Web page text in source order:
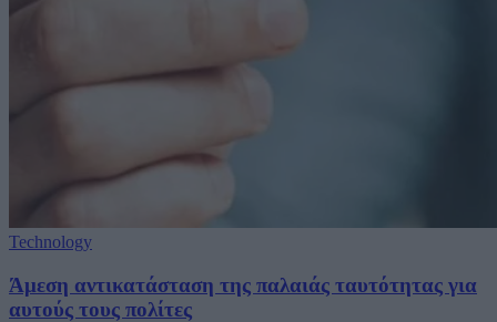
Technology
Άμεση αντικατάσταση της παλαιάς ταυτότητας για
αυτούς τους πολίτες